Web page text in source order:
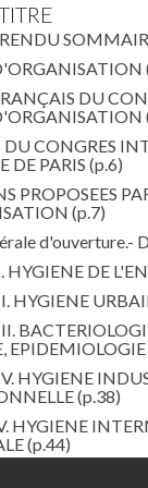
DU
DU CONGRES
DE PARIS (p.6)
PROPOSEES
(p.7)
d'ouverture.-
HYGIENE DE
HYGIENE
EPIDEMIOLOGIE
HYGIENE
(p.38)
HYGIENE
(p.44)